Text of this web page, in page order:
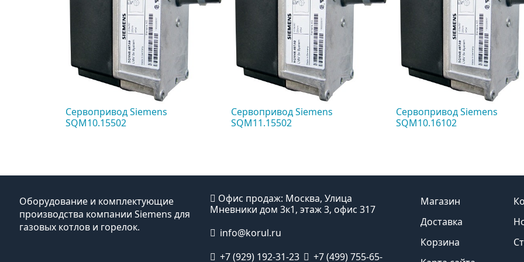
Сервопривод Siemens
SQM10.15502
Сервопривод Siemens
SQM11.15502
Сервопривод Siemens
SQM10.16102
Оборудование и комплектующие
производства компании Siemens для
газовых котлов и горелок.
Офис продаж: Москва, Улица
Мневники дом 3к1, этаж 3, офис 317
info@korul.ru
+7 (929) 192-31-23
+7 (499) 755-65-
Магазин
Доставка
Корзина